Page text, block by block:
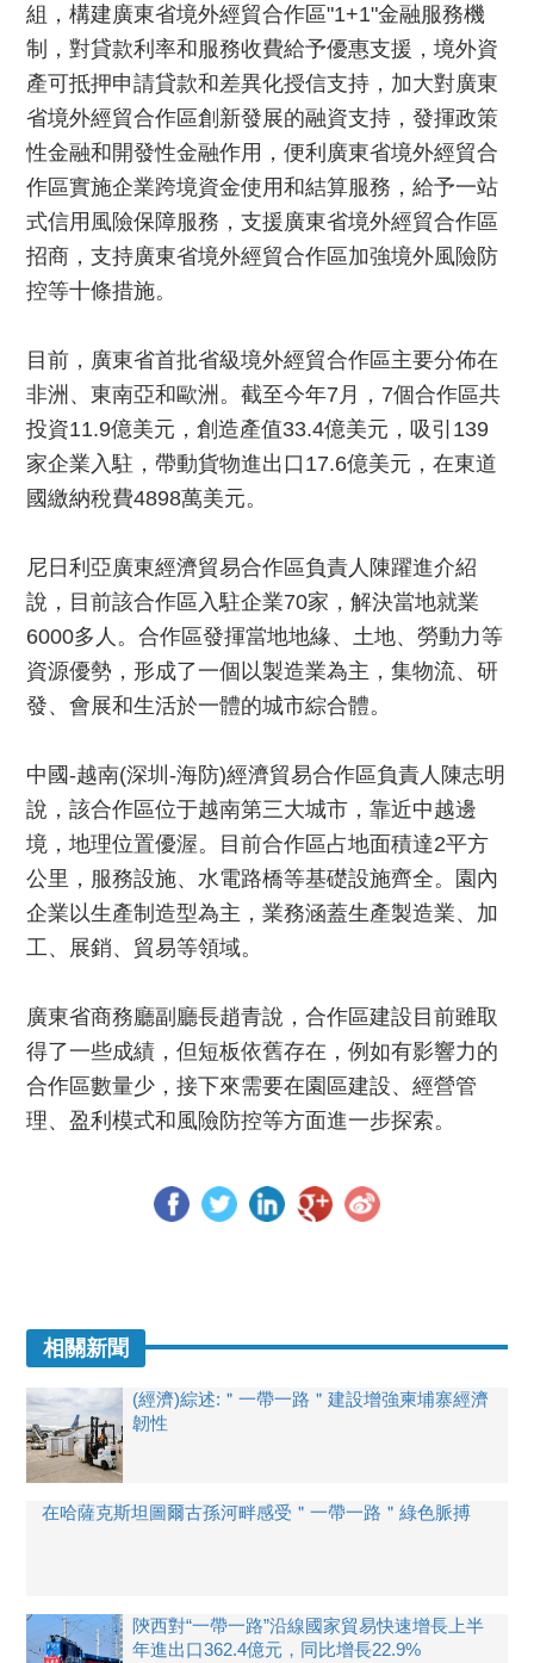
組，構建廣東省境外經貿合作區"1+1"金融服務機
制，對貸款利率和服務收費給予優惠支援，境外資
產可抵押申請貸款和差異化授信支持，加大對廣東
省境外經貿合作區創新發展的融資支持，發揮政策
性金融和開發性金融作用，便利廣東省境外經貿合
作區實施企業跨境資金使用和結算服務，給予一站
式信用風險保障服務，支援廣東省境外經貿合作區
招商，支持廣東省境外經貿合作區加強境外風險防
控等十條措施。
目前，廣東省首批省級境外經貿合作區主要分佈在
非洲、東南亞和歐洲。截至今年7月，7個合作區共
投資11.9億美元，創造產值33.4億美元，吸引139
家企業入駐，帶動貨物進出口17.6億美元，在東道
國繳納稅費4898萬美元。
尼日利亞廣東經濟貿易合作區負責人陳躍進介紹
說，目前該合作區入駐企業70家，解決當地就業
6000多人。合作區發揮當地地緣、土地、勞動力等
資源優勢，形成了一個以製造業為主，集物流、研
發、會展和生活於一體的城市綜合體。
中國-越南(深圳-海防)經濟貿易合作區負責人陳志明
說，該合作區位于越南第三大城市，靠近中越邊
境，地理位置優渥。目前合作區占地面積達2平方
公里，服務設施、水電路橋等基礎設施齊全。園內
企業以生產制造型為主，業務涵蓋生產製造業、加
工、展銷、貿易等領域。
廣東省商務廳副廳長趙青說，合作區建設目前雖取
得了一些成績，但短板依舊存在，例如有影響力的
合作區數量少，接下來需要在園區建設、經營管
理、盈利模式和風險防控等方面進一步探索。
相關新聞
(經濟)綜述:＂一帶一路＂建設增強柬埔寨經濟
韌性
在哈薩克斯坦圖爾古孫河畔感受＂一帶一路＂綠色脈搏
陝西對“一帶一路”沿線國家貿易快速增長上半
年進出口362.4億元，同比增長22.9%